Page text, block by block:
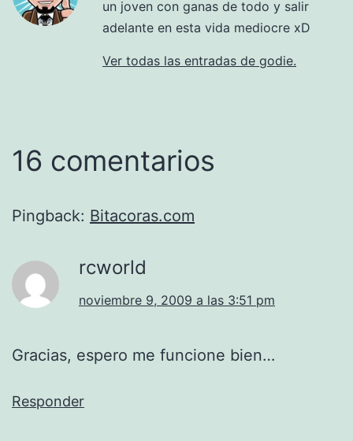
un joven con ganas de todo y salir
adelante en esta vida mediocre xD
Ver todas las entradas de godie.
16 comentarios
Pingback: Bitacoras.com
rcworld
noviembre 9, 2009 a las 3:51 pm
Gracias, espero me funcione bien…
Responder